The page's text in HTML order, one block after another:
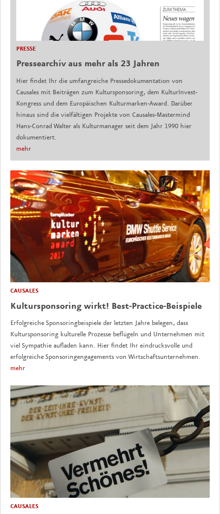
PRESSE
Pressearchiv aus mehr als 23 Jahren
Hier findet Ihr die umfangreiche Pressedokumentation von
Causales mit Beiträgen zum Kultursponsoring, dem KulturInvest-
Kongress und dem Europäischen Kulturmarken-Award. Darüber
hinaus sind die vielfältigen Projekte von Causales-Mastermind
Hans-Conrad Walter als Kulturmanager seit dem Jahr 1990 hier
dokumentiert.
mehr
CAUSALES
Kultursponsoring wirkt! Best-Practice-Beispiele
Erfolgreiche Sponsoringbeispiele der letzten Jahre belegen, dass
Kultursponsoring kulturelle Prozesse beflügeln und Unternehmen mit
viel Sympathie aufladen kann. Hier findet Ihr eindrucksvolle und
erfolgreiche Sponsoringengagements von Wirtschaftsunternehmen.
mehr
CAUSALES